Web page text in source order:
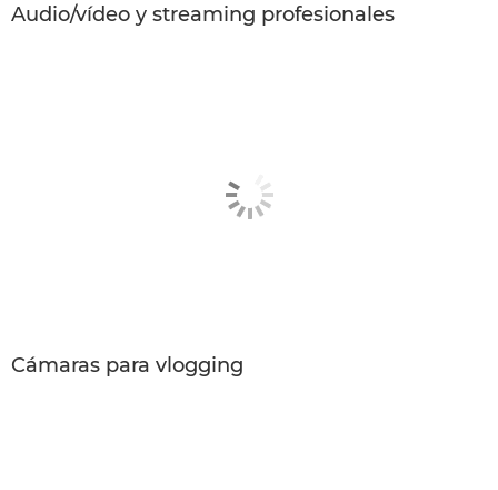
Audio/vídeo y streaming profesionales
Cámaras para vlogging